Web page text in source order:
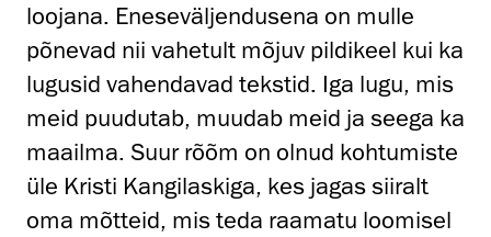
loojana. Eneseväljendusena on mulle
põnevad nii vahetult mõjuv pildikeel kui ka
lugusid vahendavad tekstid. Iga lugu, mis
meid puudutab, muudab meid ja seega ka
maailma. Suur rõõm on olnud kohtumiste
üle Kristi Kangilaskiga, kes jagas siiralt
oma mõtteid, mis teda raamatu loomisel